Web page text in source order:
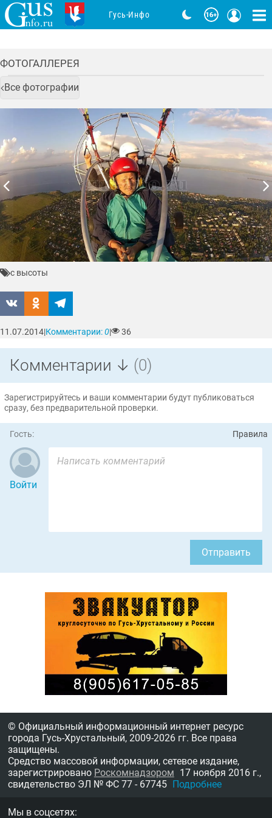
ФОТОГАЛЛЕРЕЯ
Все фотографии
с высоты
11.07.2014|Комментарии:0| 36
Комментарии ↓ (0)
Зарегистрируйтесь и ваши комментарии будут публиковаться
сразу, без предварительной проверки.
Гость: Правила
Войти
Отправить
Гусь-Инфо
© Официальный информационный интернет ресурс
города Гусь-Хрустальный, 2009-2026 гг. Все права
защищены.
Средство массовой информации, сетевое издание,
зарегистрировано Роскомнадзором 17 ноября 2016 г.,
свидетельство ЭЛ № ФС 77 - 67745 Подробнее
Мы в соцсетях: